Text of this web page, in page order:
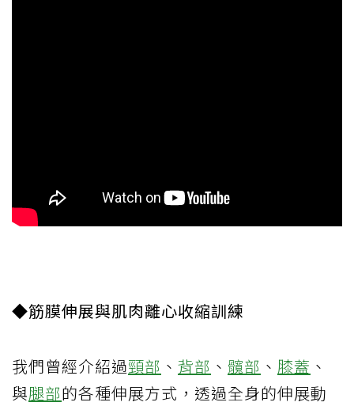
◆筋膜伸展與肌肉離心收縮訓練
我們曾經介紹過頸部 、 背部 、 髖部 、 膝蓋 、
與腿部的各種伸展方式，透過全身的伸展動